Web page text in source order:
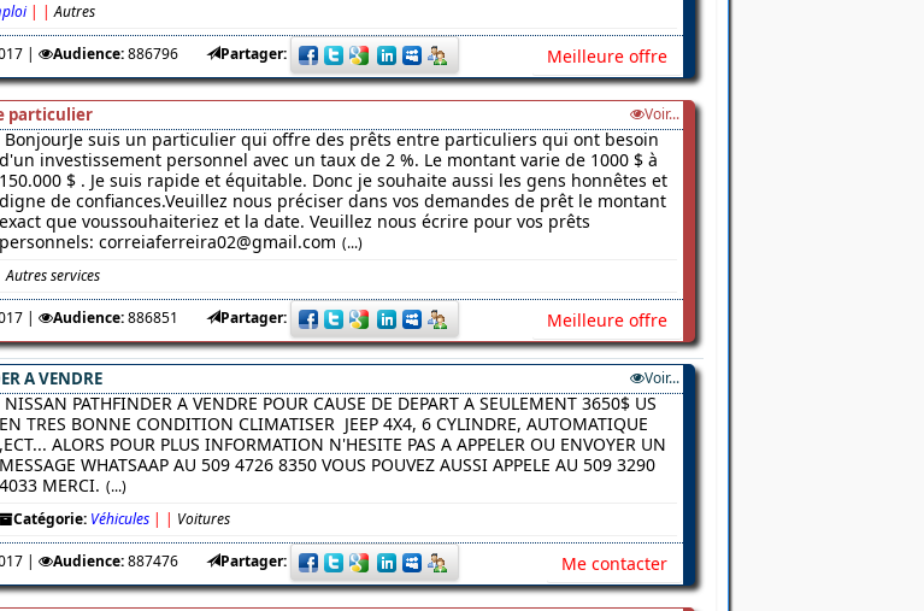
| | Autres
| Audience: 886796 Partager: Meilleure offre
particulier Voir...
BonjourJe suis un particulier qui offre des prêts entre particuliers qui ont besoin
d'un investissement personnel avec un taux de 2 %. Le montant varie de 1000 $ à
150.000 $ . Je suis rapide et équitable. Donc je souhaite aussi les gens honnêtes et
digne de confiances.Veuillez nous préciser dans vos demandes de prêt le montant
exact que voussouhaiteriez et la date. Veuillez nous écrire pour vos prêts
personnels: correiaferreira02@gmail.com (...)
Autres services
| Audience: 886851 Partager: Meilleure offre
A VENDRE Voir...
NISSAN PATHFINDER A VENDRE POUR CAUSE DE DEPART A SEULEMENT 3650$ US
EN TRES BONNE CONDITION CLIMATISER JEEP 4X4, 6 CYLINDRE, AUTOMATIQUE
,ECT... ALORS POUR PLUS INFORMATION N'HESITE PAS A APPELER OU ENVOYER UN
MESSAGE WHATSAAP AU 509 4726 8350 VOUS POUVEZ AUSSI APPELE AU 509 3290
4033 MERCI. (...)
Catégorie: Véhicules | | Voitures
| Audience: 887476 Partager: Me contacter